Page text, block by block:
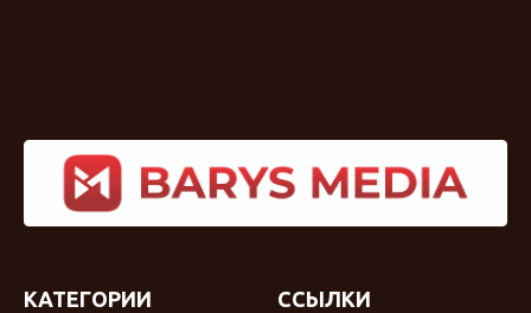
КАТЕГОРИИ ССЫЛКИ